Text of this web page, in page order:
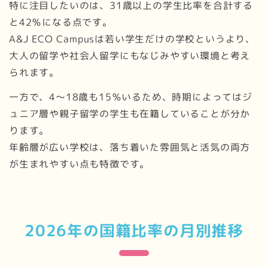
特に注目したいのは、31歳以上の学生比率を合計する
と42％になる点です。
A&J ECO Campusは若い学生だけの学校というより、
大人の留学や社会人留学にもなじみやすい環境と考え
られます。
一方で、4〜18歳も15％いるため、時期によってはジ
ュニア層や親子留学の学生も在籍していることが分か
ります。
年齢層が広い学校は、落ち着いた雰囲気と活気の両方
が生まれやすい点も特徴です。
2026年の国籍比率の月別推移